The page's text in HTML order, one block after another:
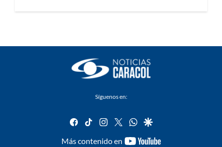
Síguenos en:
facebook
tiktok instagram
twitterwhatsapp
google
Más contenido en
youtube-